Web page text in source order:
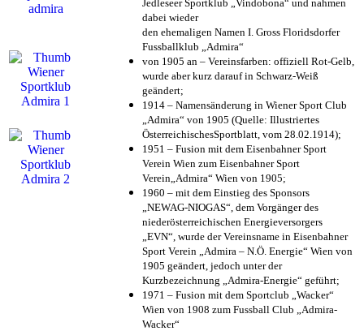
Jedleseer Sportklub „Vindobona“ und nahmen
dabei wieder
den ehemaligen Namen I. Gross Floridsdorfer
Fussballklub „Admira“
von 1905 an – Vereinsfarben: offiziell Rot-Gelb,
wurde aber kurz darauf in Schwarz-Weiß
geändert;
1914 – Namensänderung in Wiener Sport Club
„Admira“ von 1905 (Quelle: Illustriertes
ÖsterreichischesSportblatt, vom 28.02.1914);
1951 – Fusion mit dem Eisenbahner Sport
Verein Wien zum Eisenbahner Sport
Verein„Admira“ Wien von 1905;
1960 – mit dem Einstieg des Sponsors
„NEWAG-NIOGAS“, dem Vorgänger des
niederösterreichischen Energieversorgers
„EVN“, wurde der Vereinsname in Eisenbahner
Sport Verein „Admira – N.Ö. Energie“ Wien von
1905 geändert, jedoch unter der
Kurzbezeichnung „Admira-Energie“ geführt;
1971 – Fusion mit dem Sportclub „Wacker“
Wien von 1908 zum Fussball Club „Admira-
Wacker“